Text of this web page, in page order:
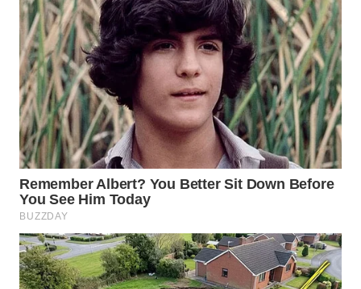
WN
MAJALENGKA
WN
SUBANG
WN
SUKABUMI
WN
PURWAKARTA
WN
PRIANGAN
TIMUR